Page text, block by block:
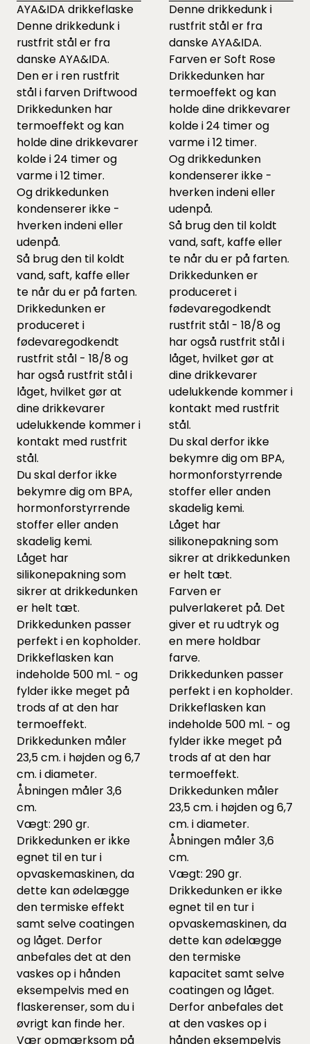
AYA&IDA drikkeflaske
Denne drikkedunk i
rustfrit stål er fra
danske AYA&IDA.
Den er i ren rustfrit
stål i farven Driftwood
Drikkedunken har
termoeffekt og kan
holde dine drikkevarer
kolde i 24 timer og
varme i 12 timer.
Og drikkedunken
kondenserer ikke -
hverken indeni eller
udenpå.
Så brug den til koldt
vand, saft, kaffe eller
te når du er på farten.
Drikkedunken er
produceret i
fødevaregodkendt
rustfrit stål - 18/8 og
har også rustfrit stål i
låget, hvilket gør at
dine drikkevarer
udelukkende kommer i
kontakt med rustfrit
stål.
Du skal derfor ikke
bekymre dig om BPA,
hormonforstyrrende
stoffer eller anden
skadelig kemi.
Låget har
silikonepakning som
sikrer at drikkedunken
er helt tæt.
Drikkedunken passer
perfekt i en kopholder.
Drikkeflasken kan
indeholde 500 ml. - og
fylder ikke meget på
trods af at den har
termoeffekt.
Drikkedunken måler
23,5 cm. i højden og 6,7
cm. i diameter.
Åbningen måler 3,6
cm.
Vægt: 290 gr.
Drikkedunken er ikke
egnet til en tur i
opvaskemaskinen, da
dette kan ødelægge
den termiske effekt
samt selve coatingen
og låget. Derfor
anbefales det at den
vaskes op i hånden
eksempelvis med en
flaskerenser, som du i
øvrigt kan finde her.
Vær opmærksom på
Denne drikkedunk i
rustfrit stål er fra
danske AYA&IDA.
Farven er Soft Rose
Drikkedunken har
termoeffekt og kan
holde dine drikkevarer
kolde i 24 timer og
varme i 12 timer.
Og drikkedunken
kondenserer ikke -
hverken indeni eller
udenpå.
Så brug den til koldt
vand, saft, kaffe eller
te når du er på farten.
Drikkedunken er
produceret i
fødevaregodkendt
rustfrit stål - 18/8 og
har også rustfrit stål i
låget, hvilket gør at
dine drikkevarer
udelukkende kommer i
kontakt med rustfrit
stål.
Du skal derfor ikke
bekymre dig om BPA,
hormonforstyrrende
stoffer eller anden
skadelig kemi.
Låget har
silikonepakning som
sikrer at drikkedunken
er helt tæt.
Farven er
pulverlakeret på. Det
giver et ru udtryk og
en mere holdbar
farve.
Drikkedunken passer
perfekt i en kopholder.
Drikkeflasken kan
indeholde 500 ml. - og
fylder ikke meget på
trods af at den har
termoeffekt.
Drikkedunken måler
23,5 cm. i højden og 6,7
cm. i diameter.
Åbningen måler 3,6
cm.
Vægt: 290 gr.
Drikkedunken er ikke
egnet til en tur i
opvaskemaskinen, da
dette kan ødelægge
den termiske
kapacitet samt selve
coatingen og låget.
Derfor anbefales det
at den vaskes op i
hånden eksempelvis